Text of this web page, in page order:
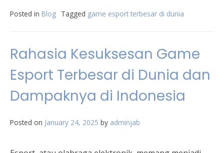
Posted in Blog Tagged game esport terbesar di dunia
Rahasia Kesuksesan Game
Esport Terbesar di Dunia dan
Dampaknya di Indonesia
Posted on January 24, 2025 by adminjab